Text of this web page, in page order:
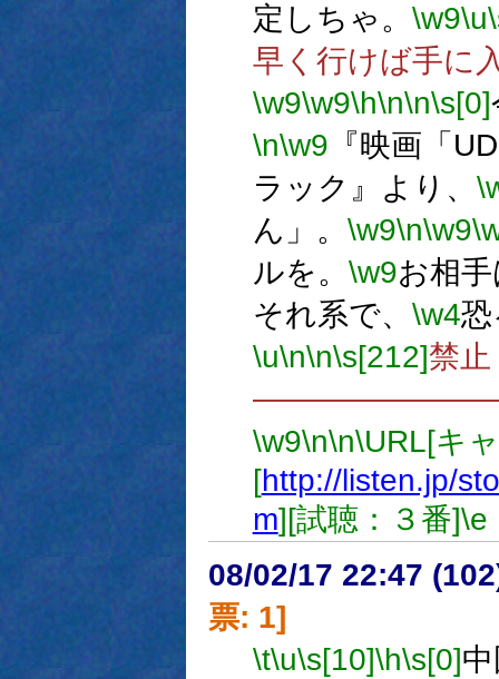
定しちゃ。 \w9\u
早く行けば手に
\w9\w9\h\n\n\s[0]
\n\w9 『映画「
ラック』より、
ん」。 \w9\n\w9
ルを。 \w9お相
それ系で、 \w4
\u\n\n\s[212]禁止
\w9\n\n\URL[キ
[http://listen.jp/
m][試聴：３番]\e
08/02/17 22:47
票: 1]
\t\u\s[10]\h\s[0]